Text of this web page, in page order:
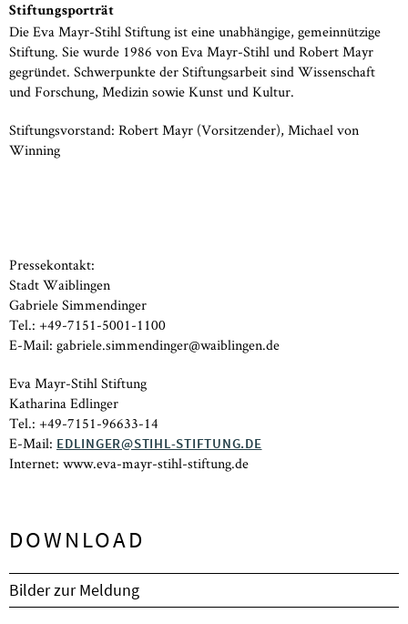
Stiftungsporträt
Die Eva Mayr-Stihl Stiftung ist eine unabhängige, gemeinnützige
Stiftung. Sie wurde 1986 von Eva Mayr-Stihl und Robert Mayr
gegründet. Schwerpunkte der Stiftungsarbeit sind Wissenschaft
und Forschung, Medizin sowie Kunst und Kultur.
Stiftungsvorstand: Robert Mayr (Vorsitzender), Michael von
Winning
Pressekontakt:
Stadt Waiblingen
Gabriele Simmendinger
Tel.: +49-7151-5001-1100
E-Mail: gabriele.simmendinger@waiblingen.de
Eva Mayr-Stihl Stiftung
Katharina Edlinger
Tel.: +49-7151-96633-14
E-Mail: EDLINGER@STIHL-STIFTUNG.DE
Internet: www.eva-mayr-stihl-stiftung.de
DOWNLOAD
Bilder zur Meldung